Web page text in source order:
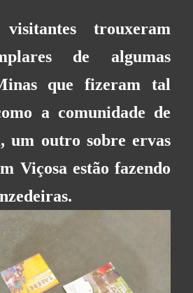
trouxeram
de algumas
que fizeram tal
a comunidade de
um outro sobre ervas
Viçosa estão fazendo